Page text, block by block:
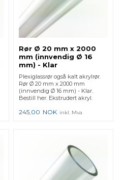
Rør Ø 20 mm x 2000
mm (innvendig Ø 16
mm) - Klar
Plexiglassrør også kalt akrylrør.
Rør Ø 20 mm x 2000 mm
(innvendig Ø 16 mm) - Klar.
Bestill her. Ekstrudert akryl.
245,00 NOK inkl. Mva